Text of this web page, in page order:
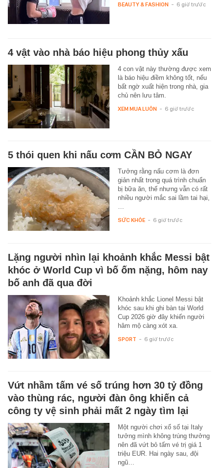
BEAUTY & FASHION - 6 giờ trước
4 vật vào nhà báo hiệu phong thủy xấu
4 con vật này thường được xem
là báo hiệu điềm không tốt, nếu
bất ngờ xuất hiện trong nhà, gia
chủ nên lưu tâm.
XEM MUA LUÔN - 6 giờ trước
5 thói quen khi nấu cơm CẦN BỎ NGAY
Tưởng rằng nấu cơm là đơn
giản nhất trong quá trình chuẩn
bị bữa ăn, thế nhưng vẫn có rất
nhiều người mắc sai lầm tai hại,
SỨC KHỎE - 6 giờ trước
Lặng người nhìn lại khoảnh khắc Messi bật
khóc ở World Cup vì bố ốm nặng, hôm nay
bố anh đã qua đời
Khoảnh khắc Lionel Messi bật
khóc sau khi ghi bàn tại World
Cup 2026 giờ đây khiến người
hâm mộ càng xót xa.
SPORT - 6 giờ trước
Vứt nhầm tấm vé số trúng hơn 30 tỷ đồng
vào thùng rác, người đàn ông khiến cả
công ty vệ sinh phải mất 2 ngày tìm lại
Một người chơi xổ số tại Italy
tưởng mình không trúng thưởng
nên đã vứt bỏ tấm vé trị giá 1
triệu EUR. Hai ngày sau, đội
ngũ…